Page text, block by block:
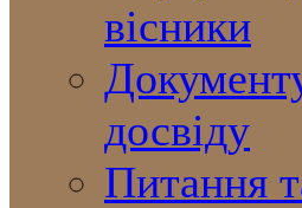
вісники
досвіду
Питання